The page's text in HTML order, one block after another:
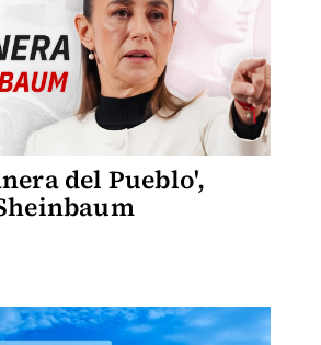
del Pueblo',